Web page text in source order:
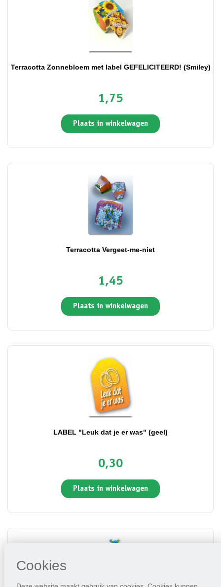
Cookies
Terracotta Zonnebloem met label GEFELICITEERD! (Smiley)
1,75
Plaats in winkelwagen
Terracotta Vergeet-me-niet
1,45
Plaats in winkelwagen
LABEL "Leuk dat je er was" (geel)
0,30
Plaats in winkelwagen